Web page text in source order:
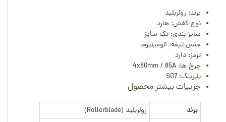
برند: رولربلید
نوع کفش: هارد
سایز بندی: تک سایز
جنس تیغه: آلومینیوم
ترمز: دارد
چرخ ها: 4x80mm / 85A
بلبرینگ: SG7
جزییات بیشتر محصول
برند رولربلید (Rollerblade)